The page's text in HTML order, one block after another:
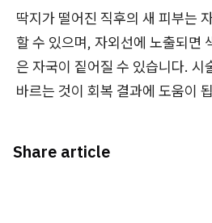
딱지가 떨어진 직후의 새 피부는
할 수 있으며, 자외선에 노출되면
은 자국이 짙어질 수 있습니다. 시
바르는 것이 회복 결과에 도움이
Share article